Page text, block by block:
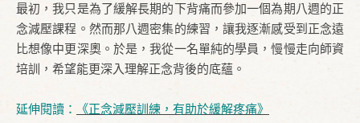
最初，我只是為了緩解長期的下背痛而參加一個為期八週的正
念減壓課程。然而那八週密集的練習，讓我逐漸感受到正念遠
比想像中更深奧。於是，我從一名單純的學員，慢慢走向師資
培訓，希望能更深入理解正念背後的底蘊。
延伸閱讀： 《正念減壓訓練，有助於緩解疼痛》